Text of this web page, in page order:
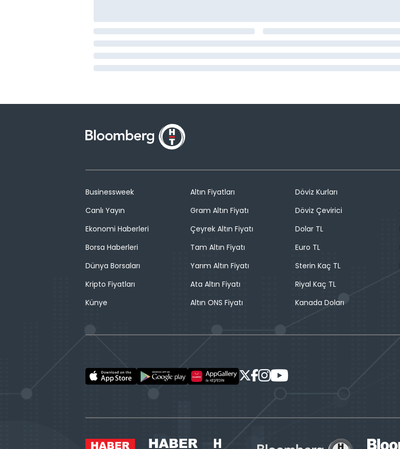
Businessweek
Canlı Yayın
Ekonomi Haberleri
Borsa Haberleri
Dünya Borsaları
Kripto Fiyatları
Künye
Altın Fiyatları
Gram Altın Fiyatı
Çeyrek Altın Fiyatı
Tam Altın Fiyatı
Yarım Altın Fiyatı
Ata Altın Fiyatı
Altın ONS Fiyatı
Döviz Kurları
Döviz Çevirici
Dolar TL
Euro TL
Sterin Kaç TL
Riyal Kaç TL
Kanada Doları